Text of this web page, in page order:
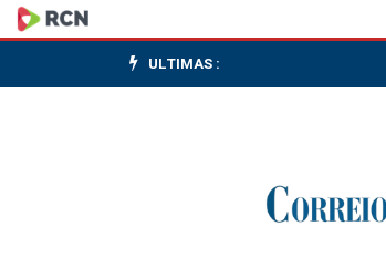
Prefeitura
de
ULTIMAS :